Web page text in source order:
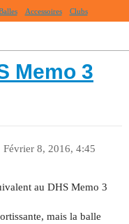
Accessoires Clubs
Memo 3
Février 8, 2016, 4:45
au DHS Memo 3
mais la balle